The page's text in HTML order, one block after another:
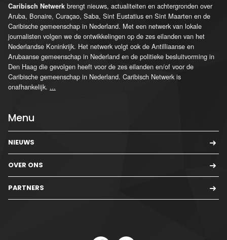
Caribisch Netwerk brengt nieuws, actualiteiten en achtergronden over
Aruba, Bonaire, Curaçao, Saba, Sint Eustatius en Sint Maarten en de
Caribische gemeenschap in Nederland. Met een netwerk van lokale
journalisten volgen we de ontwikkelingen op de zes eilanden van het
Nederlandse Koninkrijk. Het netwerk volgt ook de Antilliaanse en
Arubaanse gemeenschap in Nederland en de politieke besluitvorming in
Den Haag die gevolgen heeft voor de zes eilanden en/of voor de
Caribische gemeenschap in Nederland. Caribisch Netwerk is
onafhankelijk. ...
Menu
NIEUWS
OVER ONS
PARTNERS